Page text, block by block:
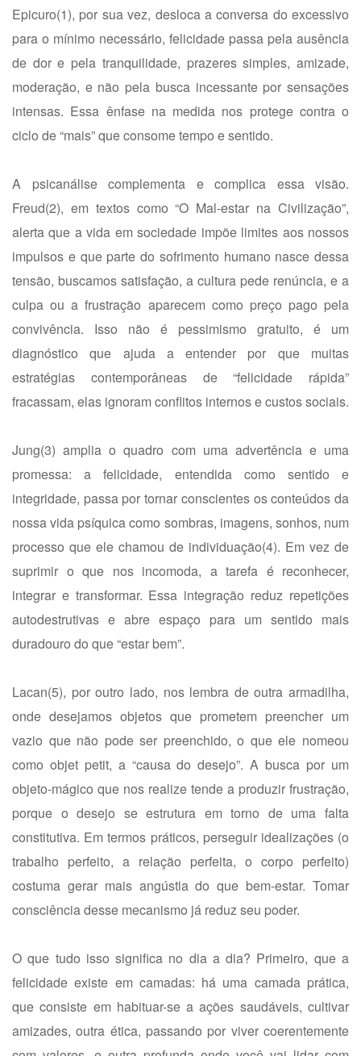
Epicuro(1), por sua vez, desloca a conversa do excessivo
para o mínimo necessário, felicidade passa pela ausência
de dor e pela tranquilidade, prazeres simples, amizade,
moderação, e não pela busca incessante por sensações
intensas. Essa ênfase na medida nos protege contra o
ciclo de “mais” que consome tempo e sentido.
A psicanálise complementa e complica essa visão.
Freud(2), em textos como “O Mal-estar na Civilização”,
alerta que a vida em sociedade impõe limites aos nossos
impulsos e que parte do sofrimento humano nasce dessa
tensão, buscamos satisfação, a cultura pede renúncia, e a
culpa ou a frustração aparecem como preço pago pela
convivência. Isso não é pessimismo gratuito, é um
diagnóstico que ajuda a entender por que muitas
estratégias contemporâneas de “felicidade rápida”
fracassam, elas ignoram conflitos internos e custos sociais.
Jung(3) amplia o quadro com uma advertência e uma
promessa: a felicidade, entendida como sentido e
integridade, passa por tornar conscientes os conteúdos da
nossa vida psíquica como sombras, imagens, sonhos, num
processo que ele chamou de individuação(4). Em vez de
suprimir o que nos incomoda, a tarefa é reconhecer,
integrar e transformar. Essa integração reduz repetições
autodestrutivas e abre espaço para um sentido mais
duradouro do que “estar bem”.
Lacan(5), por outro lado, nos lembra de outra armadilha,
onde desejamos objetos que prometem preencher um
vazio que não pode ser preenchido, o que ele nomeou
como objet petit, a “causa do desejo”. A busca por um
objeto-mágico que nos realize tende a produzir frustração,
porque o desejo se estrutura em torno de uma falta
constitutiva. Em termos práticos, perseguir idealizações (o
trabalho perfeito, a relação perfeita, o corpo perfeito)
costuma gerar mais angústia do que bem-estar. Tomar
consciência desse mecanismo já reduz seu poder.
O que tudo isso significa no dia a dia? Primeiro, que a
felicidade existe em camadas: há uma camada prática,
que consiste em habituar-se a ações saudáveis, cultivar
amizades, outra ética, passando por viver coerentemente